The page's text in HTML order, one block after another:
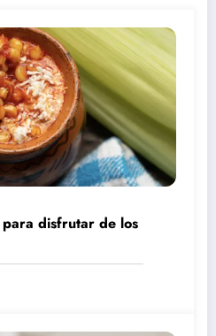
disfrutar de los